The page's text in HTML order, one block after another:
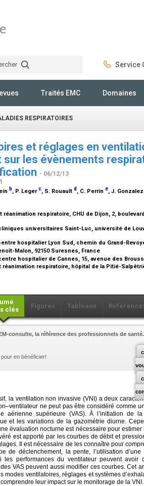
Service
Traités EMC Domaines
RESPIRATOIRES
et réglages en
les évènements
- 06/12/13
b, P. Legerc, S. Rouault d , C. Perrin e, J.
respiratoire, CHU de Dijon, 2,
universitaires Saint-Luc, université de
hospitalier Lyon Sud, chemin du Grand-
Malon, 92150 Suresnes, France
hospitalier de Cannes, 15, avenue des
respiratoire, hôpital de la Pitié-
clés
Figures Tableaux
consulte, la référence des professionnels de santé.
en bénéficier!
la ventilation non invasive (VNI) a deux
ne peut pas être considéré comme
aérienne supérieure (VAS). À l’initiation de
et les variations de la gazométrie diurne.
évaluation nocturne est nécessaire pour
est apporté par les courbes de débit et
Il est nécessaire de les connaître pour
de déclenchement, la pente, l’utilisation
les performances du ventilateur peuvent avoir
VAS peuvent aussi modifier ces courbes. Cet
modes ventilatoires, réglages et systèmes
leur impact sur le monitorage de la VNI.